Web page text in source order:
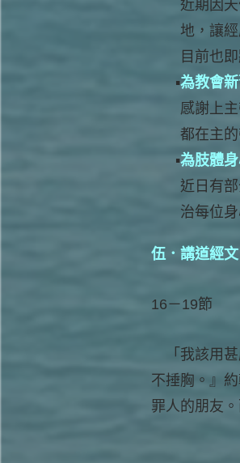
近期因
地，讓
目前也
為教會
感謝上
都在主
為肢體
近日有
治每位
伍．講道經
16－19節
「我該用甚
不捶胸。』
罪人的朋友